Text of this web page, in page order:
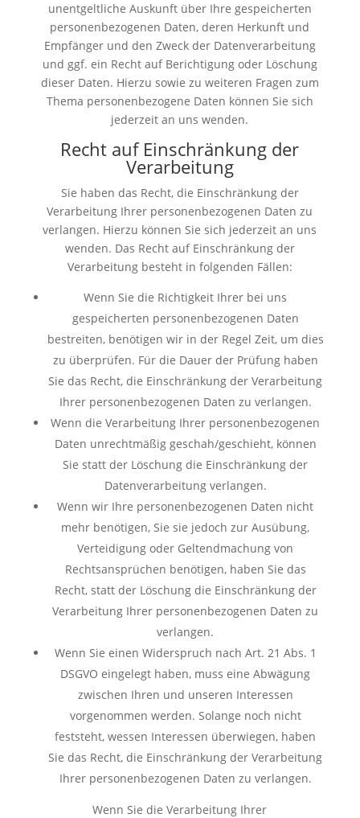
unentgeltliche Auskunft über Ihre gespeicherten
personenbezogenen Daten, deren Herkunft und
Empfänger und den Zweck der Datenverarbeitung
und ggf. ein Recht auf Berichtigung oder Löschung
dieser Daten. Hierzu sowie zu weiteren Fragen zum
Thema personenbezogene Daten können Sie sich
jederzeit an uns wenden.
Recht auf Einschränkung der
Verarbeitung
Sie haben das Recht, die Einschränkung der
Verarbeitung Ihrer personenbezogenen Daten zu
verlangen. Hierzu können Sie sich jederzeit an uns
wenden. Das Recht auf Einschränkung der
Verarbeitung besteht in folgenden Fällen:
Wenn Sie die Richtigkeit Ihrer bei uns
gespeicherten personenbezogenen Daten
bestreiten, benötigen wir in der Regel Zeit, um dies
zu überprüfen. Für die Dauer der Prüfung haben
Sie das Recht, die Einschränkung der Verarbeitung
Ihrer personenbezogenen Daten zu verlangen.
Wenn die Verarbeitung Ihrer personenbezogenen
Daten unrechtmäßig geschah/geschieht, können
Sie statt der Löschung die Einschränkung der
Datenverarbeitung verlangen.
Wenn wir Ihre personenbezogenen Daten nicht
mehr benötigen, Sie sie jedoch zur Ausübung,
Verteidigung oder Geltendmachung von
Rechtsansprüchen benötigen, haben Sie das
Recht, statt der Löschung die Einschränkung der
Verarbeitung Ihrer personenbezogenen Daten zu
verlangen.
Wenn Sie einen Widerspruch nach Art. 21 Abs. 1
DSGVO eingelegt haben, muss eine Abwägung
zwischen Ihren und unseren Interessen
vorgenommen werden. Solange noch nicht
feststeht, wessen Interessen überwiegen, haben
Sie das Recht, die Einschränkung der Verarbeitung
Ihrer personenbezogenen Daten zu verlangen.
Wenn Sie die Verarbeitung Ihrer